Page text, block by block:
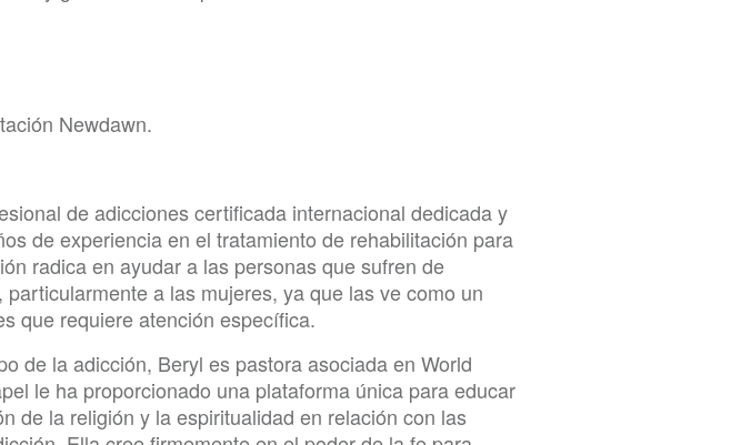
Newdawn.
de adicciones certificada internacional dedicada y
de experiencia en el tratamiento de rehabilitación para
radica en ayudar a las personas que sufren de
a las mujeres, ya que las ve como un
que requiere atención específica.
de la adicción, Beryl es pastora asociada en World
le ha proporcionado una plataforma única para educar
de la religión y la espiritualidad en relación con las